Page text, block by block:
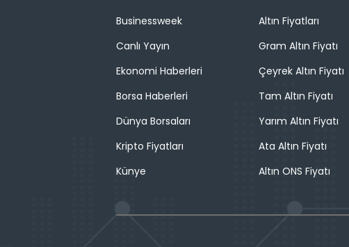
Businessweek
Canlı Yayın
Ekonomi Haberleri
Borsa Haberleri
Dünya Borsaları
Kripto Fiyatları
Künye
Altın Fiyatları
Gram Altın Fiyatı
Çeyrek Altın Fiyatı
Tam Altın Fiyatı
Yarım Altın Fiyatı
Ata Altın Fiyatı
Altın ONS Fiyatı